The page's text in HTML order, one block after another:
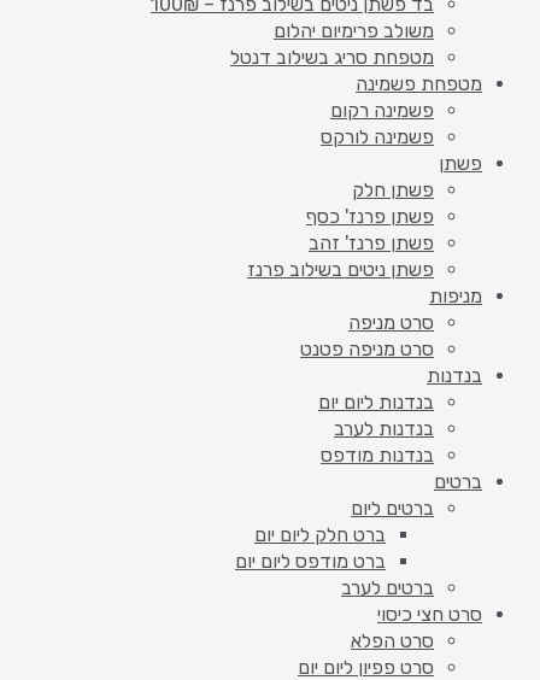
משולב פרימיום יהלום
מטפחת סריג בשילוב דנטל
מטפחת פשמינה
פשמינה רקום
פשמינה לורקס
פשתן
פשתן חלק
פשתן פרנז' כסף
פשתן פרנז' זהב
פשתן ניטים בשילוב פרנז
מניפות
סרט מניפה
סרט מניפה פטנט
בנדנות
בנדנות ליום יום
בנדנות לערב
בנדנות מודפס
ברטים
ברטים ליום
ברט חלק ליום יום
ברט מודפס ליום יום
ברטים לערב
סרט חצי כיסוי
סרט הפלא
סרט פפיון ליום יום